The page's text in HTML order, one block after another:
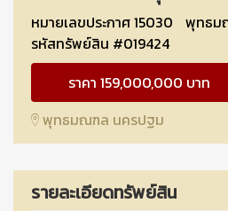
หมายเลขประกาศ 15030
พุทธม
รหัสทรัพย์สิน #019424
ราคา 159,000,000 บาท
พุทธมณฑล นครปฐม
รายละเอียดทรัพย์สิน